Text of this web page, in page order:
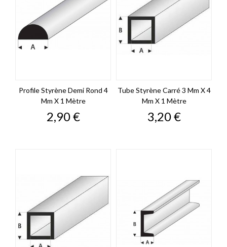
Profile Styrène Demi Rond 4
Mm X 1 Mètre
Prix
2,90 €
Tube Styrène Carré 3 Mm X 4
Mm X 1 Mètre
Prix
3,20 €